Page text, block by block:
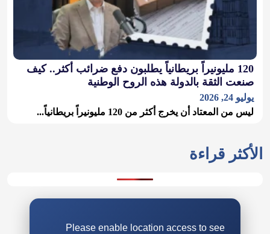
120 مليونيراً بريطانياً يطلبون دفع ضرائب أكثر.. كيف
صنعت الثقة بالدولة هذه الروح الوطنية
يوليو 24, 2026
ليس من المعتاد أن يخرج أكثر من 120 مليونيراً بريطانياً...